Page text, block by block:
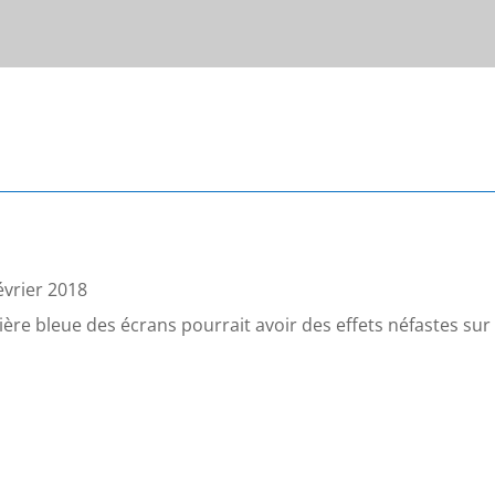
2018
bleue des écrans pourrait avoir des effets néfastes